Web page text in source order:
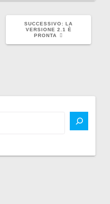
SUCCESSIVO: ARTICOLO
SUCCESSIVO:
LA
VERSIONE 2.1 È
PRONTA